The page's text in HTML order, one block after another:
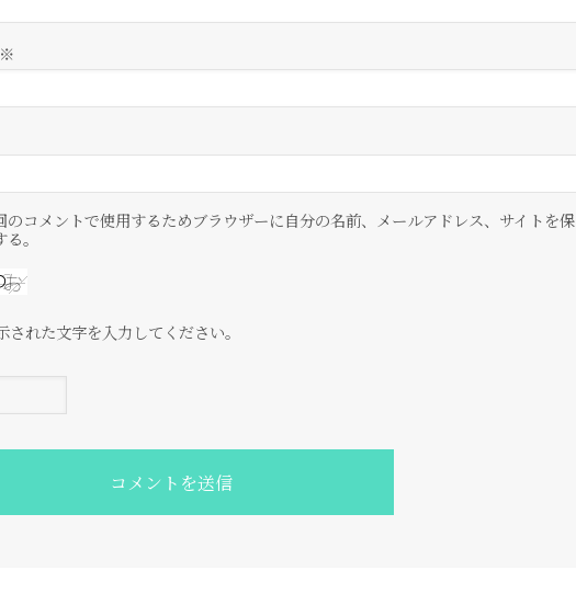
※
のコメントで使用するためブラウザーに自分の名前、メールアドレス、サイトを保
。
された文字を入力してください。